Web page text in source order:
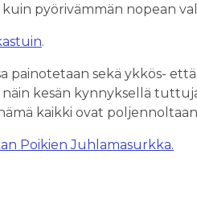
pyörivämmän nopean
.
painotetaan sekä ykkös-
kesän kynnyksellä
kaikki ovat
Poikien Juhlamasurkka.